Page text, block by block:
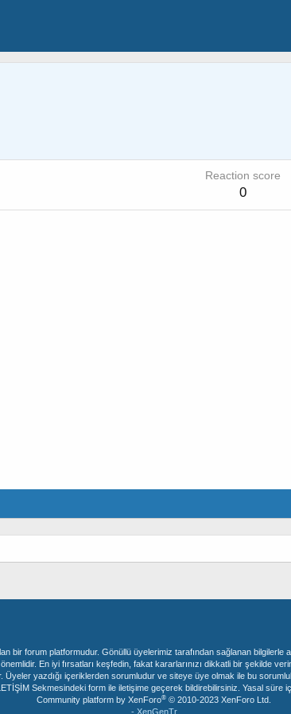
Reaction score
0
bir forum platformudur. Gönüllü üyelerimiz tarafından sağlanan
En iyi fırsatları keşfedin, fakat kararlarınızı dikkatli bir şekilde
yazdığı içeriklerden sorumludur ve siteye üye olmak ile bu
Sekmesindeki form ile iletişime geçerek bildirebilirsiniz. Yasal süre
Community platform by XenForo® © 2010-2023 XenForo Ltd.
- XenGenTr